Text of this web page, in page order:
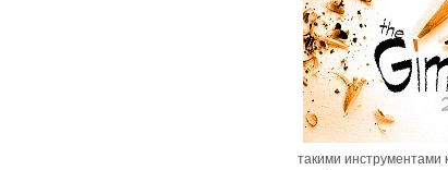
такими инструментами